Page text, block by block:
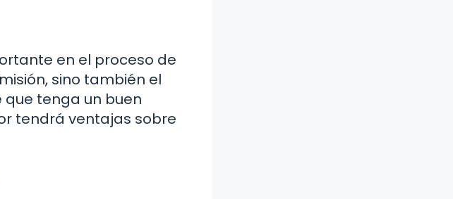
en el proceso de
sino también el
que tenga un buen
tendrá ventajas sobre